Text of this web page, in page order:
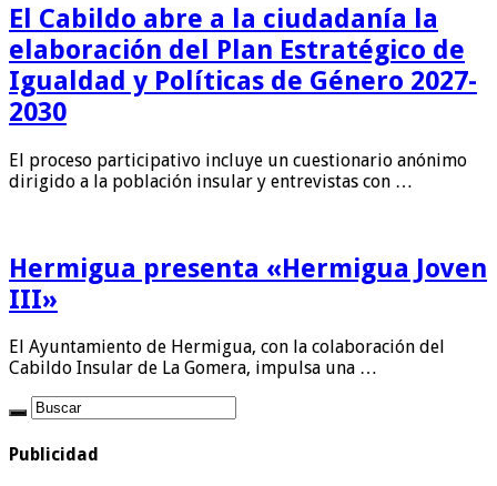
El Cabildo abre a la ciudadanía la
elaboración del Plan Estratégico de
Igualdad y Políticas de Género 2027-
2030
El proceso participativo incluye un cuestionario anónimo
dirigido a la población insular y entrevistas con …
Hermigua presenta «Hermigua Joven
III»
El Ayuntamiento de Hermigua, con la colaboración del
Cabildo Insular de La Gomera, impulsa una …
Publicidad